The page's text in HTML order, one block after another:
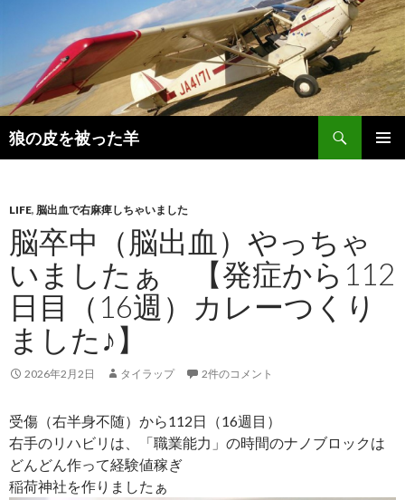
狼の皮を被った羊
検
索
ン
ツ
へ
移
動
LIFE, 脳出血で右麻痺しちゃいました
脳卒中（脳出血）やっちゃ
いましたぁ 【発症から112
日目（16週）カレーつくり
ました♪】
2026年2月2日 タイラップ 2件のコメント
受傷（右半身不随）から112日（16週目）
右手のリハビリは、「職業能力」の時間のナノブロックは
どんどん作って経験値稼ぎ
稲荷神社を作りましたぁ